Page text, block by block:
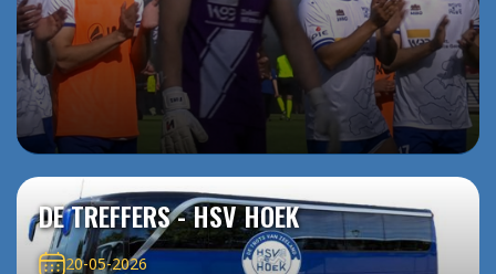
DE TREFFERS - HSV HOEK
20-05-2026